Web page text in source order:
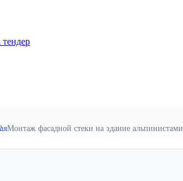
тендер
Монтаж фасадной стеки на здание альпинистами